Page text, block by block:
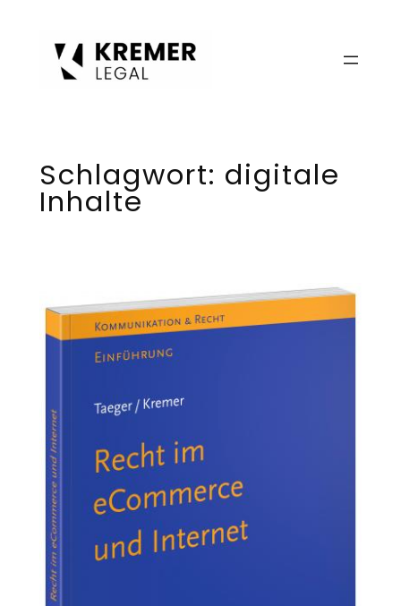
Schlagwort: digitale
Inhalte